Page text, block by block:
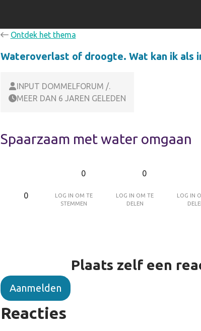
Ontdek het thema
Wateroverlast of droogte. Wat kan ik als
INPUT DOMMELFORUM /.
MEER DAN 6 JAREN GELEDEN
Spaarzaam met water omgaan
0
0
Log in om te
stemmen
0
Log in om te
delen
Log in
Plaats zelf een
Aanmelden
Reacties